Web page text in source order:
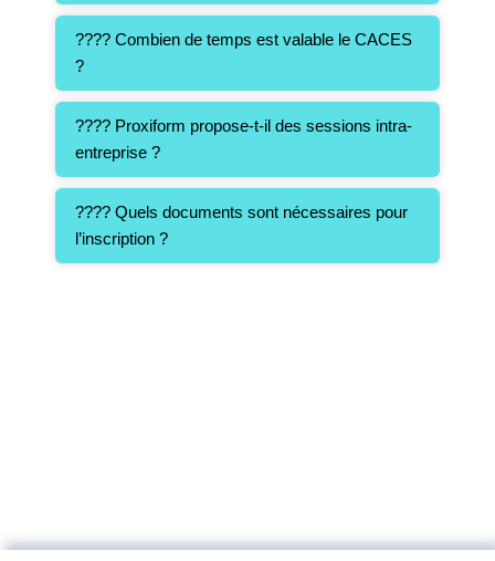
???? Combien de temps est valable le CACES
?
???? Proxiform propose-t-il des sessions intra-
entreprise ?
???? Quels documents sont nécessaires pour
l’inscription ?